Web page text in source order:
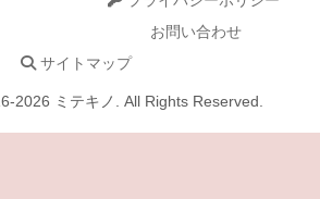
お問い合わせ
サイトマップ
2026 ミテキノ. All Rights Reserved.